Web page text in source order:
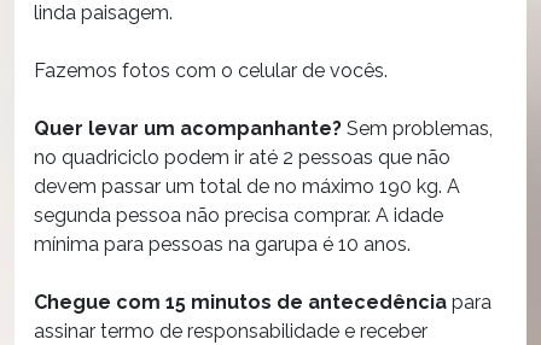
linda paisagem.
Fazemos fotos com o celular de vocês.
Quer levar um acompanhante? Sem problemas,
no quadriciclo podem ir até 2 pessoas que não
devem passar um total de no máximo 190 kg. A
segunda pessoa não precisa comprar. A idade
mínima para pessoas na garupa é 10 anos.
Chegue com 15 minutos de antecedência para
assinar termo de responsabilidade e receber